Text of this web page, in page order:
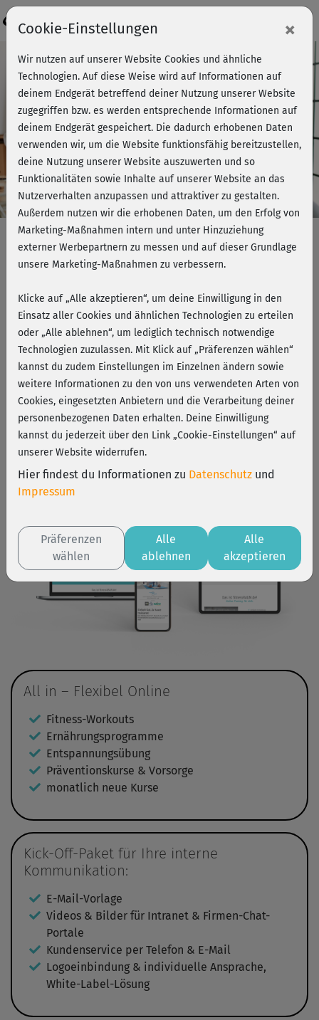
Firmenfitness goes digital
Über 100.000 Arbeitnehmer nutzen
bereits unser Firmenfitness-Angebot.
Mit Online-Firmenfitness individuell, flexibel &
leistungsstark
Bringen Sie Bewegung in Ihr Team!
All in – Flexibel Online
Fitness-Workouts
Ernährungsprogramme
Entspannungsübung
Präventionskurse & Vorsorge
monatlich neue Kurse
Kick-Off-Paket für Ihre interne
Kommunikation:
E-Mail-Vorlage
Videos & Bilder für Intranet & Firmen-Chat-
Portale
Kundenservice per Telefon & E-Mail
Logoeinbindung & individuelle Ansprache,
White-Label-Lösung
Cookie-Einstellungen ×
Wir nutzen auf unserer Website Cookies und ähnliche
Technologien. Auf diese Weise wird auf Informationen auf
deinem Endgerät betreffend deiner Nutzung unserer Website
zugegriffen bzw. es werden entsprechende Informationen auf
deinem Endgerät gespeichert. Die dadurch erhobenen Daten
verwenden wir, um die Website funktionsfähig bereitzustellen,
deine Nutzung unserer Website auszuwerten und so
Funktionalitäten sowie Inhalte auf unserer Website an das
Nutzerverhalten anzupassen und attraktiver zu gestalten.
Außerdem nutzen wir die erhobenen Daten, um den Erfolg von
Marketing-Maßnahmen intern und unter Hinzuziehung
externer Werbepartnern zu messen und auf dieser Grundlage
unsere Marketing-Maßnahmen zu verbessern.
Klicke auf „Alle akzeptieren“, um deine Einwilligung in den
Einsatz aller Cookies und ähnlichen Technologien zu erteilen
oder „Alle ablehnen“, um lediglich technisch notwendige
Technologien zuzulassen. Mit Klick auf „Präferenzen wählen“
kannst du zudem Einstellungen im Einzelnen ändern sowie
weitere Informationen zu den von uns verwendeten Arten von
Cookies, eingesetzten Anbietern und die Verarbeitung deiner
personenbezogenen Daten erhalten. Deine Einwilligung
kannst du jederzeit über den Link „Cookie-Einstellungen“ auf
unserer Website widerrufen.
Hier findest du Informationen zu Datenschutz und
Impressum
Präferenzen
wählen
Alle
ablehnen
Alle
akzeptieren